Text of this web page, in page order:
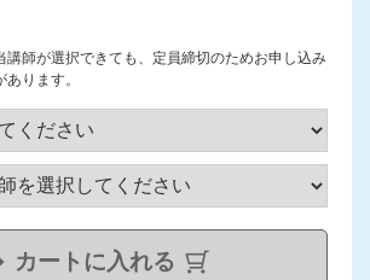
講師が選択できても、定員締切のためお申し込み
ります。
カートに入れる